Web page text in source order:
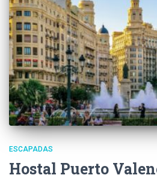
ESCAPADAS
Hostal Puerto